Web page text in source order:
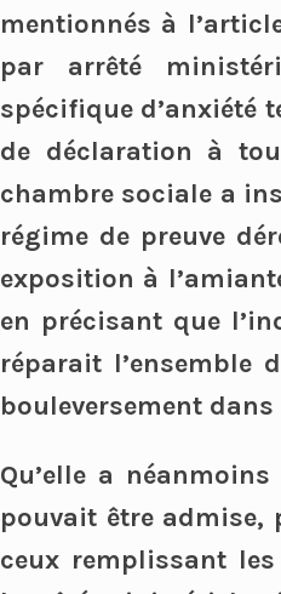
mentionnés à
par arrêté
spécifique d’anxiété
de déclaration à
chambre sociale a
régime de preuve
exposition à
en précisant que
réparait l’ensemble
bouleversement
Qu’elle a
pouvait être admise,
ceux remplissant